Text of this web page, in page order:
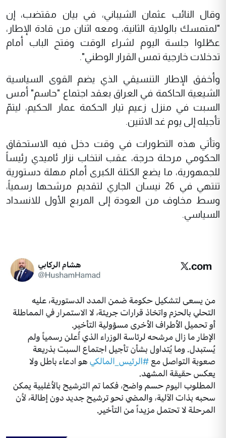
وقال النائب عثمان الشيباني، في بيان مقتضب، إن
"لمتمسك بالولاية الثانية، ومعه اثنان من قادة الإطار،
عطّلوا جلسة اليوم لشراء الوقت وفتح الباب أمام
تدخلات خارجية تمس القرار الوطني".
وأخفق الإطار التنسيقي الذي يضم القوى السياسية
الشيعية الحاكمة في العراق بعقد اجتماع "حاسم" أمس
السبت في منزل زعيم تيار الحكمة عمار الحكيم، ليتمّ
تأجيله إلى يوم غد الاثنين.
وتأتي هذه التطورات في وقت دخل فيه الاستحقاق
الحكومي مرحلة حرجة، عقب انتخاب نزار ئاميدي رئيساً
للجمهورية، ما يضع الكتلة الكبرى أمام مهلة دستورية
تنتهي في 26 نيسان الجاري لتقديم مرشحها رسمياً،
وسط مخاوف من العودة إلى المربع الأول للانسداد
السياسي.